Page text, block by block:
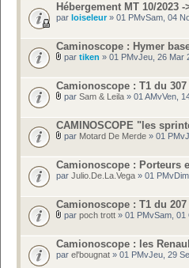
Hébergement MT 10/2023 -
par loiseleur» 01 PMvSam, 04
Caminoscope : Hymer
par tiken » 01 PMvJeu, 26 Mar
Camionoscope : T1 du 307
par Sam & Leila » 01 AMvVen,
CAMINOSCOPE "les
par Motard De Merde » 01
Camionoscope : Porteurs
par Julio.De.La.Vega » 01
Camionoscope : T1 du 207
par poch trott » 01 PMvSam, 01
Camionoscope : les
par el'bougnat » 01 PMvJeu, 29